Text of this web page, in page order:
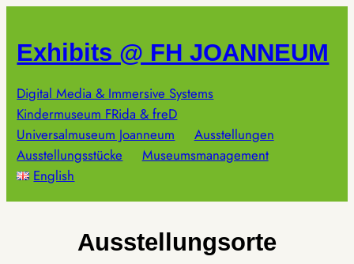
springen
Exhibits @ FH JOANNEUM
Digital Media & Immersive Systems
Kindermuseum FRida & freD
Universalmuseum Joanneum
Ausstellungen
Ausstellungsstücke
Museumsmanagement
English
Ausstellungsorte